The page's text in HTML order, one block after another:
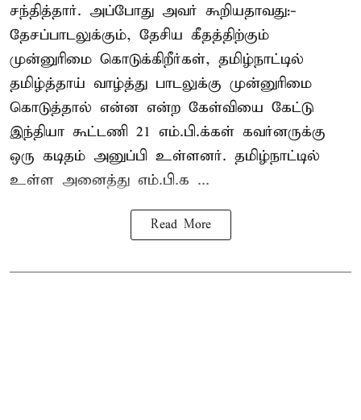
சந்தித்தார். அப்போது அவர் கூறியதாவது:-
தேசப்பாடலுக்கும், தேசிய கீதத்திற்கும்
முன்னுரிமை கொடுக்கிறீர்கள், தமிழ்நாட்டில்
தமிழ்த்தாய் வாழ்த்து பாடலுக்கு முன்னுரிமை
கொடுத்தால் என்ன என்ற கேள்வியை கேட்டு
இந்தியா கூட்டணி 21 எம்.பி.க்கள் கவர்னருக்கு
ஒரு கடிதம் அனுப்பி உள்ளனர். தமிழ்நாட்டில்
உள்ள அனைத்து எம்.பி.க ...
Read More